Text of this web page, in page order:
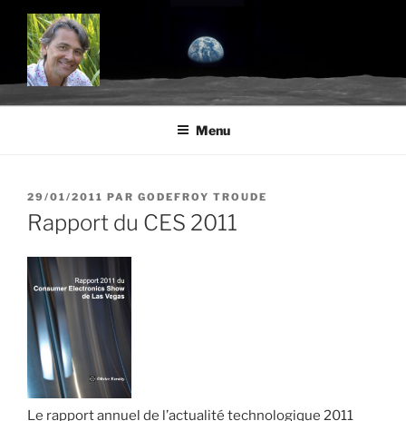
Aller
contenu
principal
BLOG.TROUDE.COM
Science, environnement et citoyenneté
Menu
PUBLIÉ
LE
29/01/2011 PAR GODEFROY TROUDE
Rapport du CES 2011
Le rapport annuel de l’actualité technologique 2011